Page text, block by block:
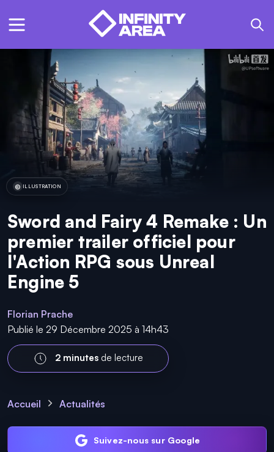
ILLUSTRATION
Sword and Fairy 4 Remake : Un
premier trailer officiel pour
l'Action RPG sous Unreal
Engine 5
Florian Prache
Publié le 29 Décembre 2025 à 14h43
2 minutes de lecture
Accueil Actualités
Suivez-nous sur Google